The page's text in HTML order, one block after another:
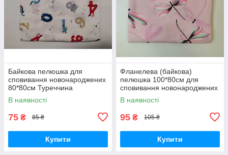
Байкова пелюшка для
сповивання новонароджених
80*80см Туреччина
В наявності
75 ₴ 85 ₴
Купити
Фланелева (байкова)
пелюшка 100*80см для
сповивання новонароджених
рожева з бабками Туреччина
для дівчинки
В наявності
95 ₴ 105 ₴
Купити